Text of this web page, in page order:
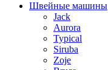
Швейные машины
Jack
Aurora
Typical
Siruba
Zoje